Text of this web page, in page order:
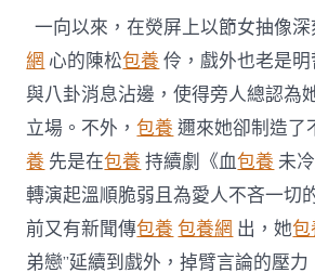
一向以來，在熒屏上以節女抽像
網 心的陳松包養 伶，戲外也老是
與八卦消息沾邊，使得旁人總認為
立場。不外，包養 邇來她卻制造了
養 先是在包養 持續劇《血包養 未
轉演起溫順脆弱且為愛人不吝一切
前又有新聞傳包養 包養網 出，她包
弟戀”延續到戲外，掉臂言論的壓